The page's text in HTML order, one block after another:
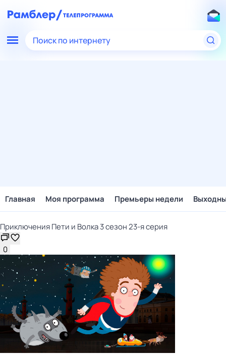
Поиск по интернету
Главная Моя программа Премьеры недели
Приключения Пети и Волка 3 сезон 23-я серия
0